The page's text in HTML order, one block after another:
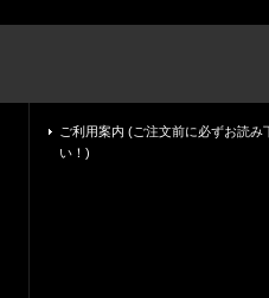
ご利用案内 (ご注文前に必ずお読み
い！)